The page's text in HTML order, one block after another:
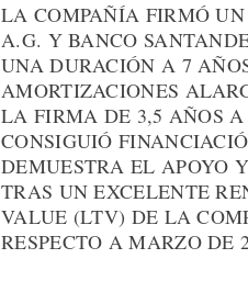
LA COMPAÑÍA FIRMÓ
A.G. Y BANCO
UNA DURACIÓN A 7
AMORTIZACIONES
LA FIRMA DE 3,5 AÑOS A
CONSIGUIÓ
DEMUESTRA EL APOYO
TRAS UN EXCELENTE
VALUE (LTV) DE LA
RESPECTO A MARZO DE